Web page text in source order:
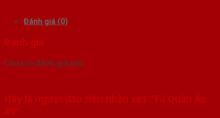
Đánh giá (0)
Đánh giá
Chưa có đánh giá nào.
Hãy là người đầu tiên nhận xét “Tủ Quần Áo
49”